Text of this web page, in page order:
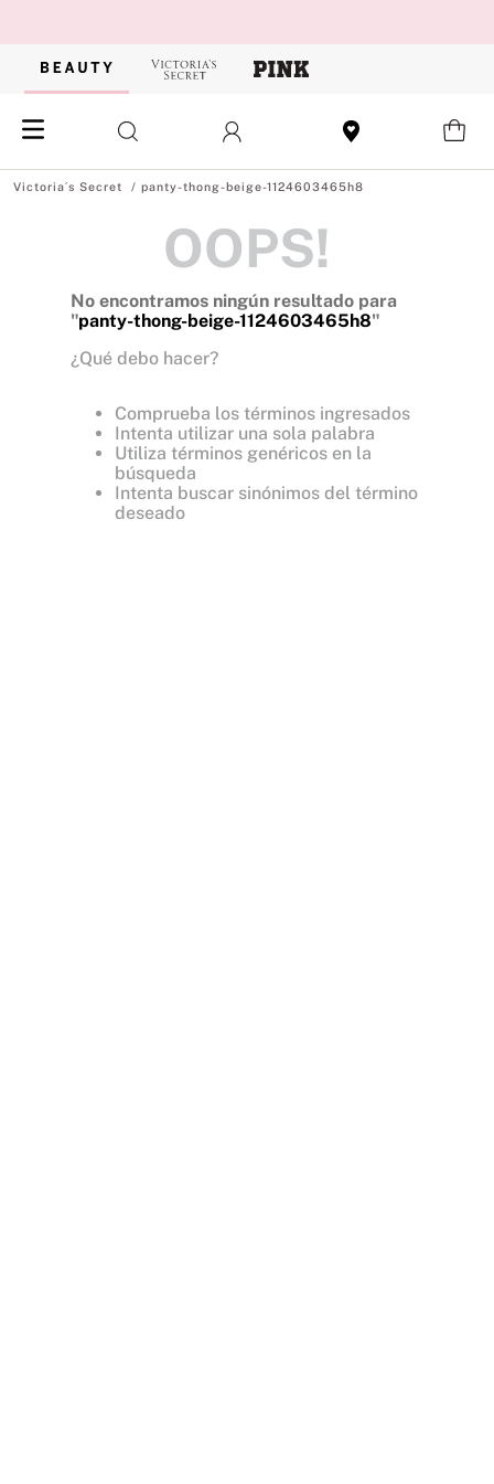
panty-thong-beige-1124603465h8
OOPS!
No encontramos ningún resultado para
"panty-thong-beige-1124603465h8"
¿Qué debo hacer?
Comprueba los términos ingresados
Intenta utilizar una sola palabra
Utiliza términos genéricos en la
búsqueda
Intenta buscar sinónimos del término
deseado